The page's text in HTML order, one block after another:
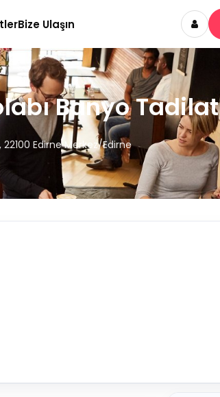
Bize Ulaşın
Banyo Tadilat
Edirne Merkez/Edirne